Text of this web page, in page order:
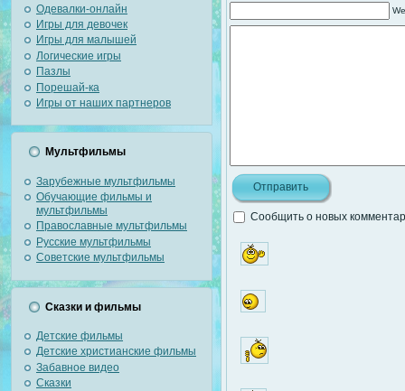
Одевалки-онлайн
Игры для девочек
Игры для малышей
Логические игры
Пазлы
Порешай-ка
Игры от наших партнеров
Мультфильмы
Зарубежные мультфильмы
Обучающие фильмы и
мультфильмы
Православные мультфильмы
Русские мультфильмы
Советские мультфильмы
Сказки и фильмы
Детские фильмы
Детские христианские фильмы
Забавное видео
Сказки
Сообщить о новых